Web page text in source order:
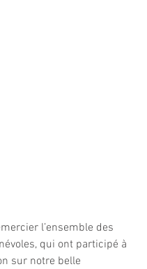
l’ensemble des
qui ont participé à
sur notre belle